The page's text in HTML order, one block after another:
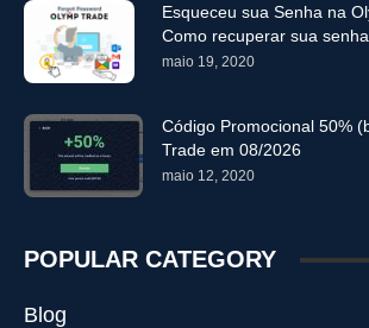
Esqueceu sua Senha na
Como recuperar sua
maio 19, 2020
Código Promocional 50%
Trade em 08/2026
maio 12, 2020
POPULAR CATEGORY
Blog